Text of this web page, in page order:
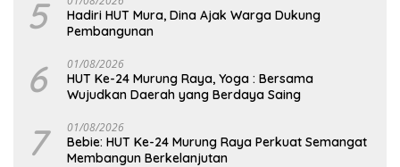
5
Hadiri HUT Mura, Dina Ajak Warga Dukung
Pembangunan
6 01/08/2026
HUT Ke-24 Murung Raya, Yoga : Bersama
Wujudkan Daerah yang Berdaya Saing
7 01/08/2026
Bebie: HUT Ke-24 Murung Raya Perkuat Semangat
Membangun Berkelanjutan